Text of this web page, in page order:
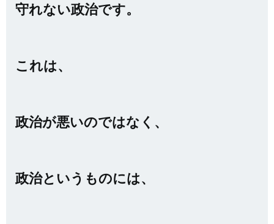
守れない政治です。
これは、
政治が悪いのではなく、
政治というものには、